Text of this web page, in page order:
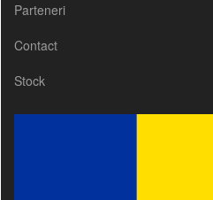
Parteneri
Contact
Stock